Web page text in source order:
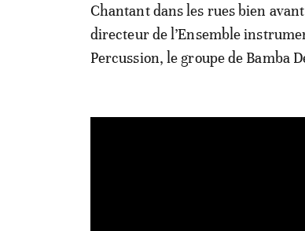
Chantant dans les rues bien
directeur de l’Ensemble
Percussion, le groupe de Bamba